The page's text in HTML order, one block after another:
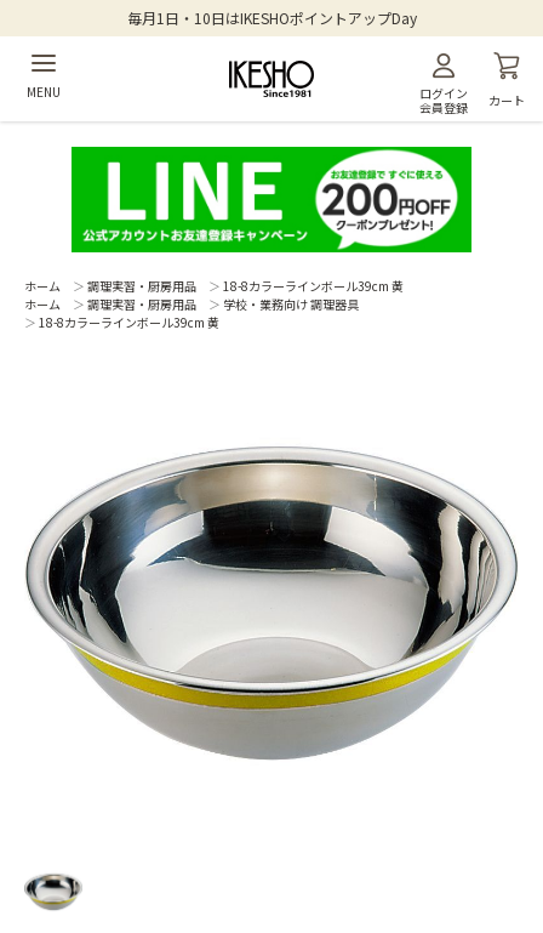
毎月1日・10日はIKESHOポイントアップDay
MENU
ログイン
会員登録
カート
ホーム ＞ 調理実習・厨房用品 ＞ 18-8カラーラインボール39cm 黄
ホーム
＞ 調理実習・厨房用品 ＞ 学校・業務向け 調理器具
＞ 18-8カラーラインボール39cm 黄